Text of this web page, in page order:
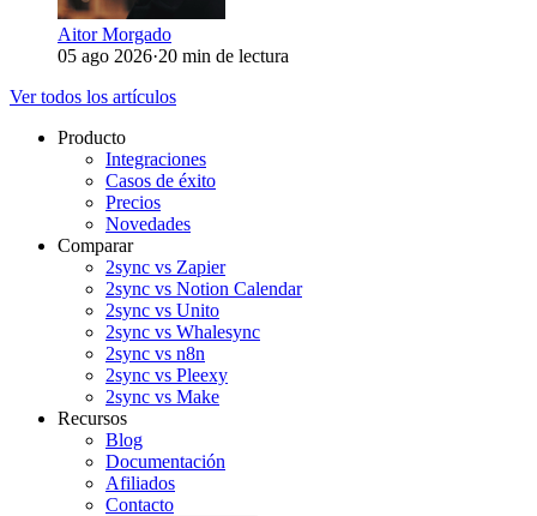
Aitor Morgado
05 ago 2026·20 min de lectura
Ver todos los artículos
Producto
Integraciones
Casos de éxito
Precios
Novedades
Comparar
2sync vs Zapier
2sync vs Notion Calendar
2sync vs Unito
2sync vs Whalesync
2sync vs n8n
2sync vs Pleexy
2sync vs Make
Recursos
Blog
Documentación
Afiliados
Contacto